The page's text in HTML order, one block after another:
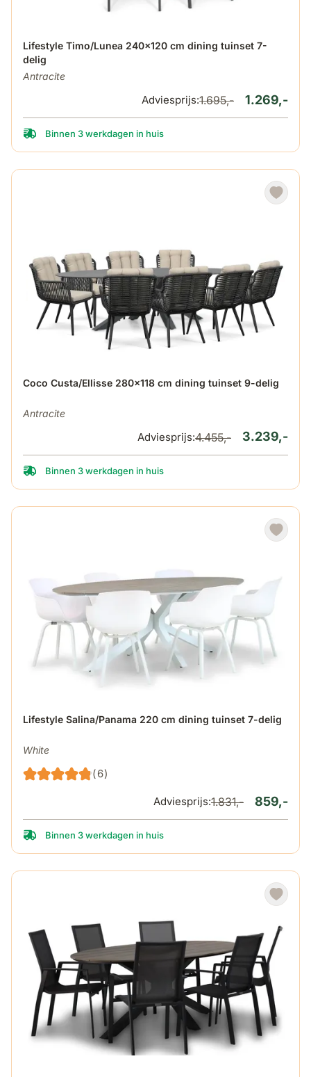
Lifestyle Timo/Lunea 240x120 cm dining tuinset 7-
delig
Antracite
De prijs is afhankelijk van de gekozen opties op de
1.269,-
Adviesprijs:1.695,-
Binnen 3 werkdagen in huis
Coco Custa/Ellisse 280x118 cm dining tuinset 9-delig
Antracite
De prijs is afhankelijk van de gekozen opties op de
3.239,-
Adviesprijs:4.455,-
Binnen 3 werkdagen in huis
Lifestyle Salina/Panama 220 cm dining tuinset 7-delig
White
(6)
De prijs is afhankelijk van de gekozen opties op de
859,-
Adviesprijs:1.831,-
Binnen 3 werkdagen in huis